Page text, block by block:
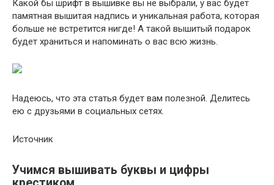
Какой бы шрифт в вышивке вы не выбрали, у вас будет
памятная вышитая надпись и уникальная работа, которая
больше не встретится нигде! А такой вышитый подарок
будет храниться и напоминать о вас всю жизнь.
Надеюсь, что эта статья будет вам полезной. Делитесь
ею с друзьями в социальных сетях.
Источник
Учимся вышивать буквы и цифры